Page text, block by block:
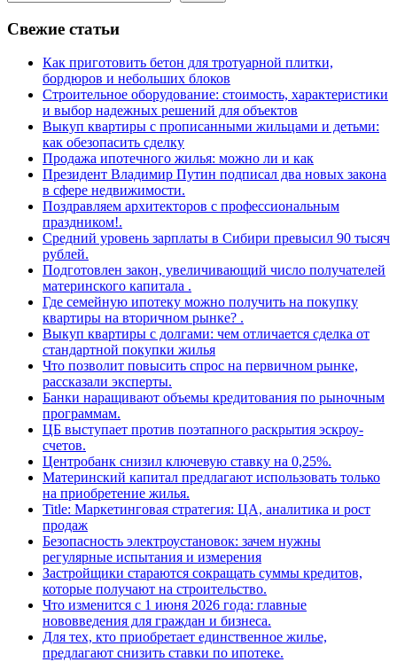
Свежие статьи
Как приготовить бетон для тротуарной плитки,
бордюров и небольших блоков
Строительное оборудование: стоимость, характеристики
и выбор надежных решений для объектов
Выкуп квартиры с прописанными жильцами и детьми:
как обезопасить сделку
Продажа ипотечного жилья: можно ли и как
Президент Владимир Путин подписал два новых закона
в сфере недвижимости.
Поздравляем архитекторов с профессиональным
праздником!.
Средний уровень зарплаты в Сибири превысил 90 тысяч
рублей.
Подготовлен закон, увеличивающий число получателей
материнского капитала .
Где семейную ипотеку можно получить на покупку
квартиры на вторичном рынке? .
Выкуп квартиры с долгами: чем отличается сделка от
стандартной покупки жилья
Что позволит повысить спрос на первичном рынке,
рассказали эксперты.
Банки наращивают объемы кредитования по рыночным
программам.
ЦБ выступает против поэтапного раскрытия эскроу-
счетов.
Центробанк снизил ключевую ставку на 0,25%.
Материнский капитал предлагают использовать только
на приобретение жилья.
Title: Маркетинговая стратегия: ЦА, аналитика и рост
продаж
Безопасность электроустановок: зачем нужны
регулярные испытания и измерения
Застройщики стараются сокращать суммы кредитов,
которые получают на строительство.
Что изменится с 1 июня 2026 года: главные
нововведения для граждан и бизнеса.
Для тех, кто приобретает единственное жилье,
предлагают снизить ставки по ипотеке.